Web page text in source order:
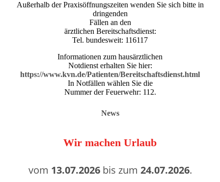
Außerhalb der Praxisöffnungszeiten wenden Sie sich bitte in
dringenden
Fällen an den
ärztlichen Bereitschaftsdienst:
Tel. bundesweit: 116117
Informationen zum hausärztlichen
Notdienst erhalten Sie hier:
https://www.kvn.de/Patienten/Bereitschaftsdienst.html
In Notfällen wählen Sie die
Nummer der Feuerwehr: 112.
News
Wir machen Urlaub
vom 13.07.2026bis zum 24.07.2026.